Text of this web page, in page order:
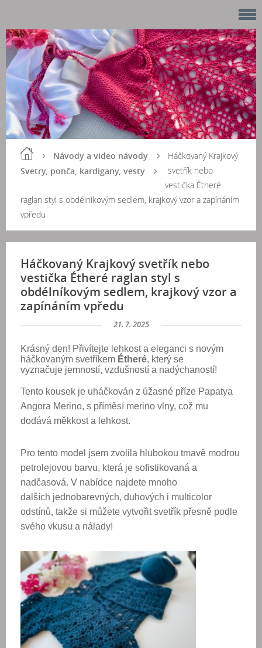
Návody a video návody
Svetry, ponča, kardigany, vesty
Háčkovaný Krajkový
svetřík nebo
vestička Étheré
raglan styl s obdélníkovým sedlem, krajkový vzor a zapínáním
vpředu
Háčkovaný Krajkový svetřík nebo
vestička Étheré raglan styl s
obdélníkovým sedlem, krajkový vzor a
zapínáním vpředu
21. 7. 2025
Krásný den! Přivítejte lehkost a eleganci s novým
háčkovaným svetříkem Étheré, který se
vyznačuje jemností, vzdušností a nadýchaností!
Tento kousek je uháčkován z úžasné příze Papatya
Angora Merino, s příměsí merino vlny, což mu
dodává měkkost a lehkost.
Pro tento model jsem zvolila hlubokou tmavě modrou
petrolejovou barvu, která je sofistikovaná a
nadčasová. V nabídce najdete mnoho
dalších jednobarevných, duhových i multicolor
odstínů, takže si můžete vytvořit svetřík přesně podle
svého vkusu a nálady!